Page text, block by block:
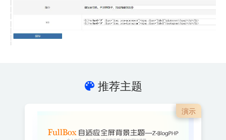
推荐主题
演示